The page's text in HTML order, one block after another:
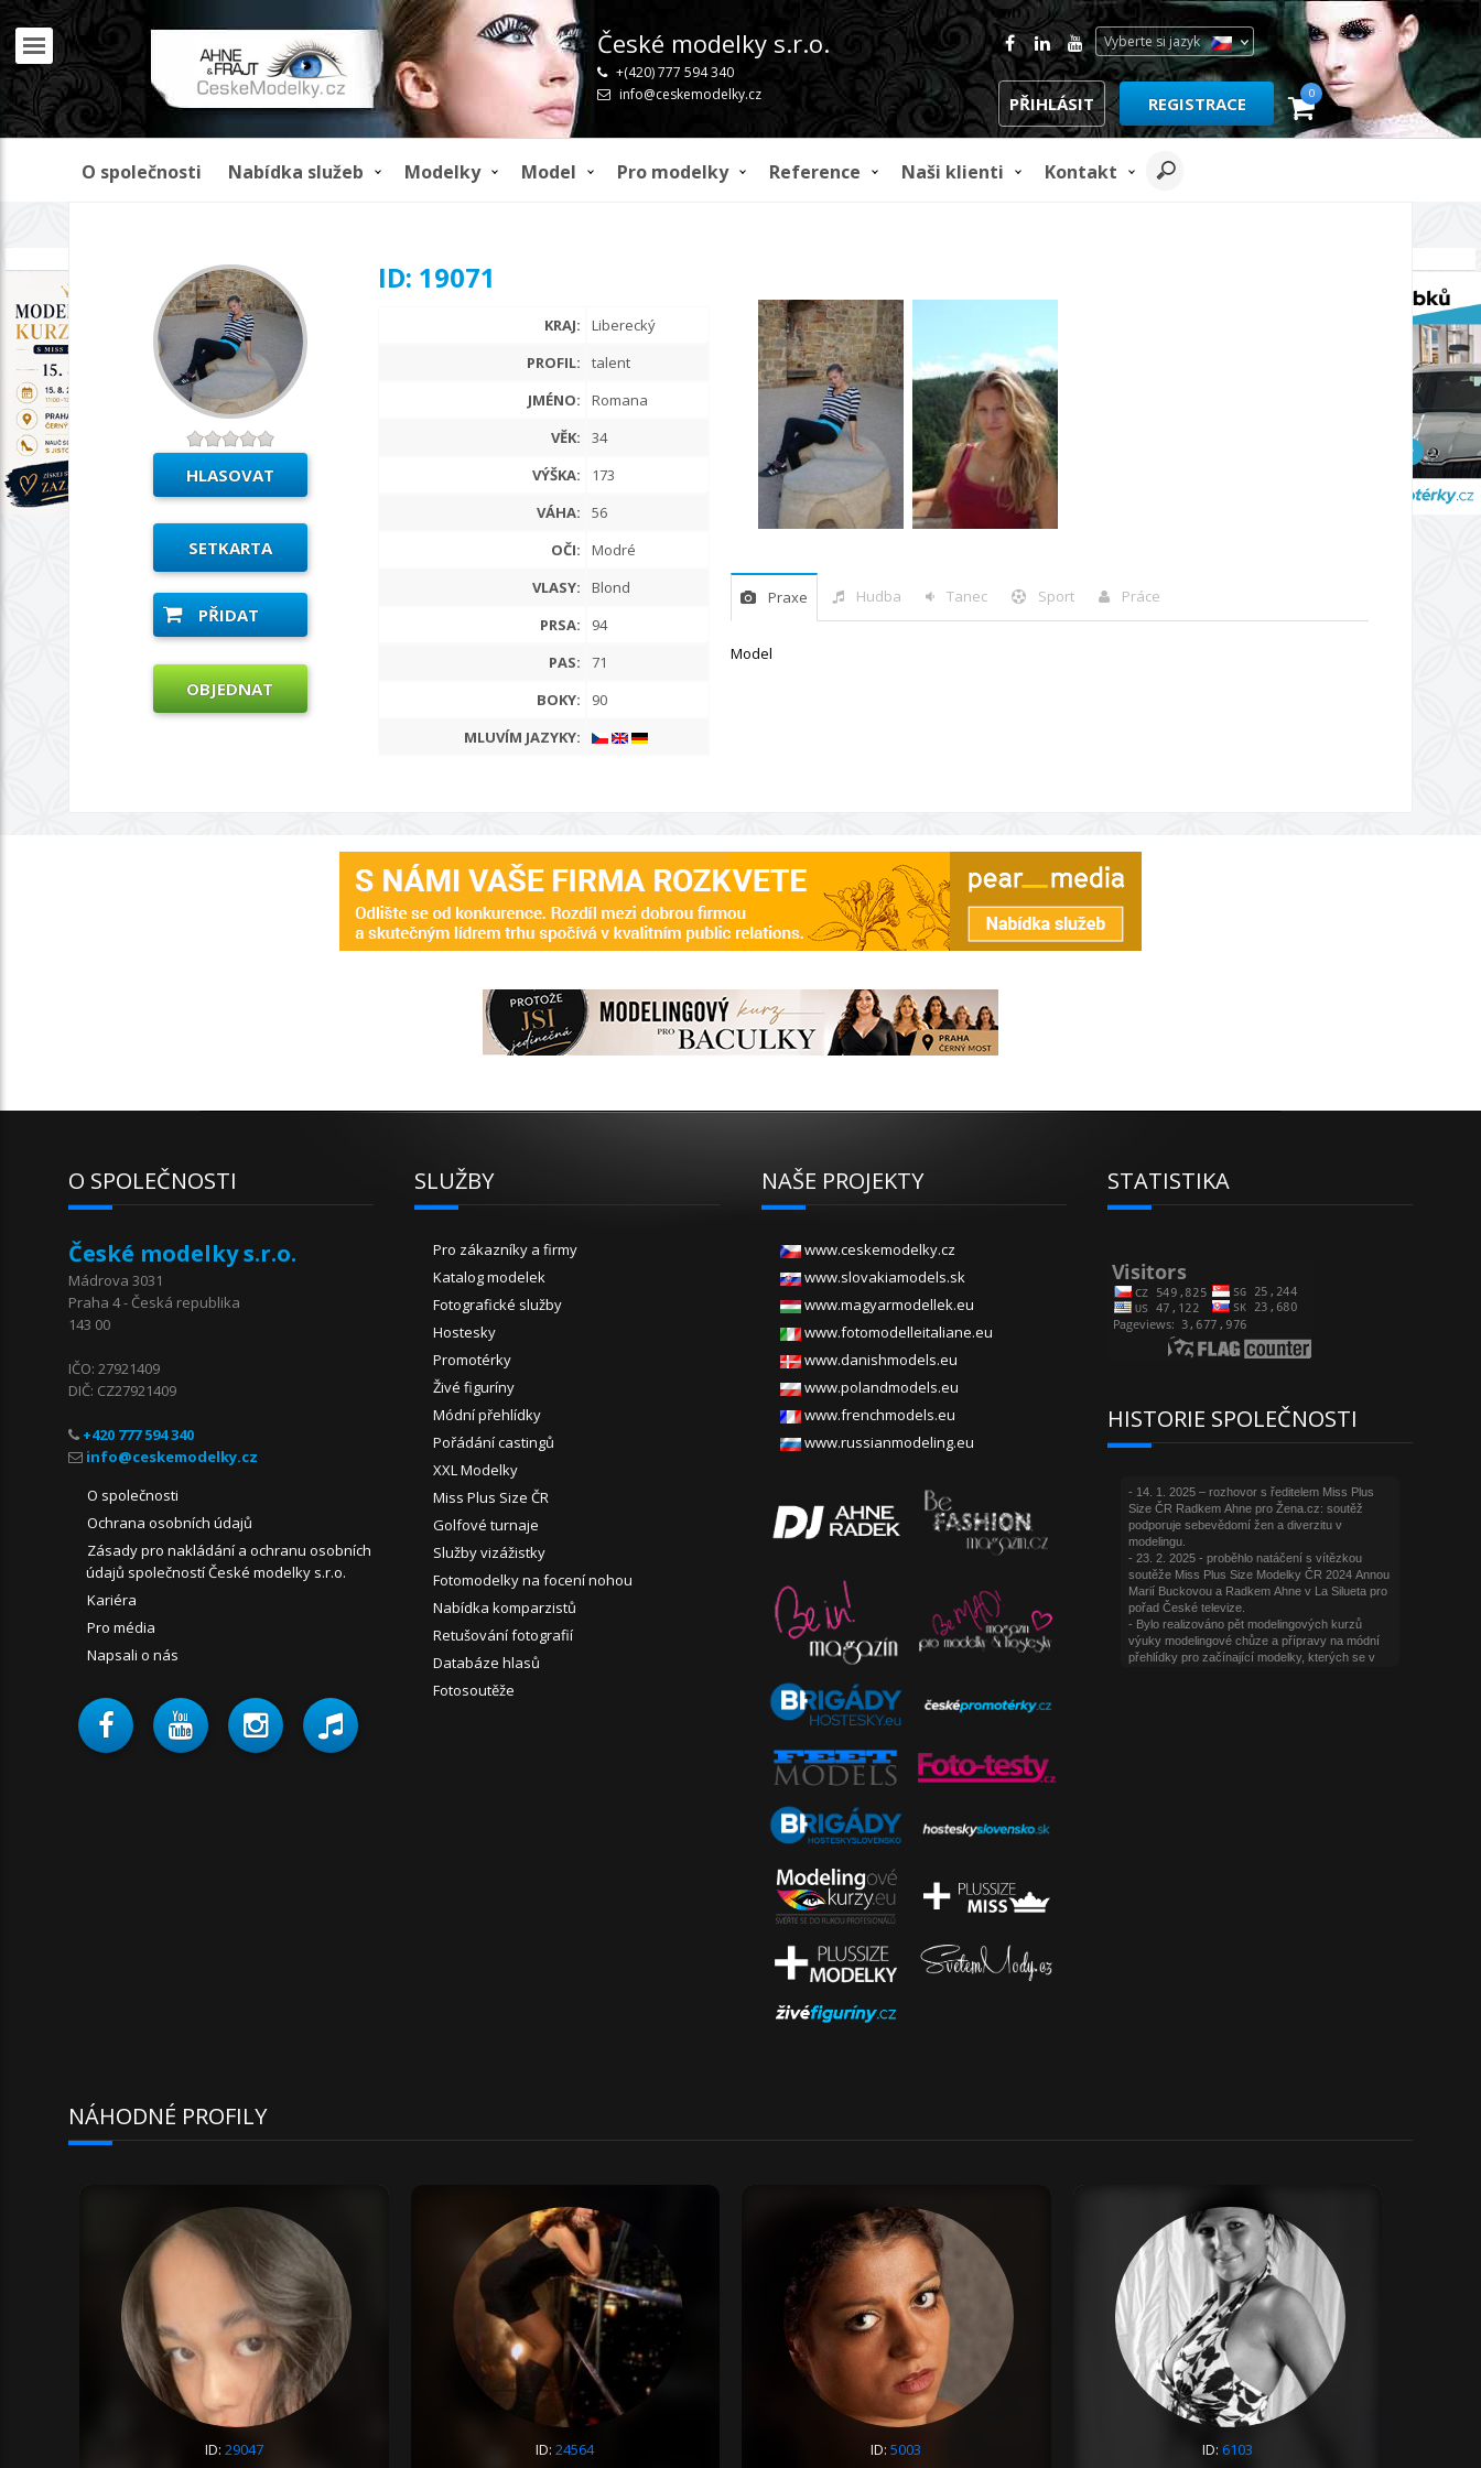
České modelky s.r.o.
+(420) 777 594 340
info@ceskemodelky.cz
Vyberte si jazyk
PŘIHLÁSIT REGISTRACE 0
O společnosti Nabídka služeb Modelky Model Pro modelky Reference Naši klienti Kontakt
SETKARTA
PŘIDAT
OBJEDNAT
ID: 19071
KRAJ:
Liberecký
PROFIL:
talent
JMÉNO:
Romana
VĚK:
34
VÝŠKA:
173
VÁHA:
56
OČI:
Modré
VLASY:
Blond
PRSA:
94
PAS:
71
BOKY:
90
MLUVÍM JAZYKY:
Praxe Hudba Tanec Sport Práce
Model
O SPOLEČNOSTI
České modelky s.r.o.
Mádrova 3031
Praha 4 - Česká republika
143 00
IČO: 27921409
DIČ: CZ27921409
+420 777 594 340
O společnosti
Ochrana osobních údajů
Zásady pro nakládání a ochranu osobních
údajů společností České modelky s.r.o.
Kariéra
Pro média
Napsali o nás
SLUŽBY
Pro zákazníky a firmy
Katalog modelek
Fotografické služby
Hostesky
Promotérky
Živé figuríny
Módní přehlídky
Pořádání castingů
XXL Modelky
Miss Plus Size ČR
Golfové turnaje
Služby vizážistky
Fotomodelky na focení nohou
Nabídka komparzistů
Retušování fotografií
Databáze hlasů
Fotosoutěže
NAŠE PROJEKTY
www.ceskemodelky.cz
www.slovakiamodels.sk
www.magyarmodellek.eu
www.fotomodelleitaliane.eu
www.danishmodels.eu
www.polandmodels.eu
www.frenchmodels.eu
www.russianmodeling.eu
STATISTIKA
HISTORIE SPOLEČNOSTI
NÁHODNÉ PROFILY
ID: 29047 ID:24564 ID:5003 ID:6103